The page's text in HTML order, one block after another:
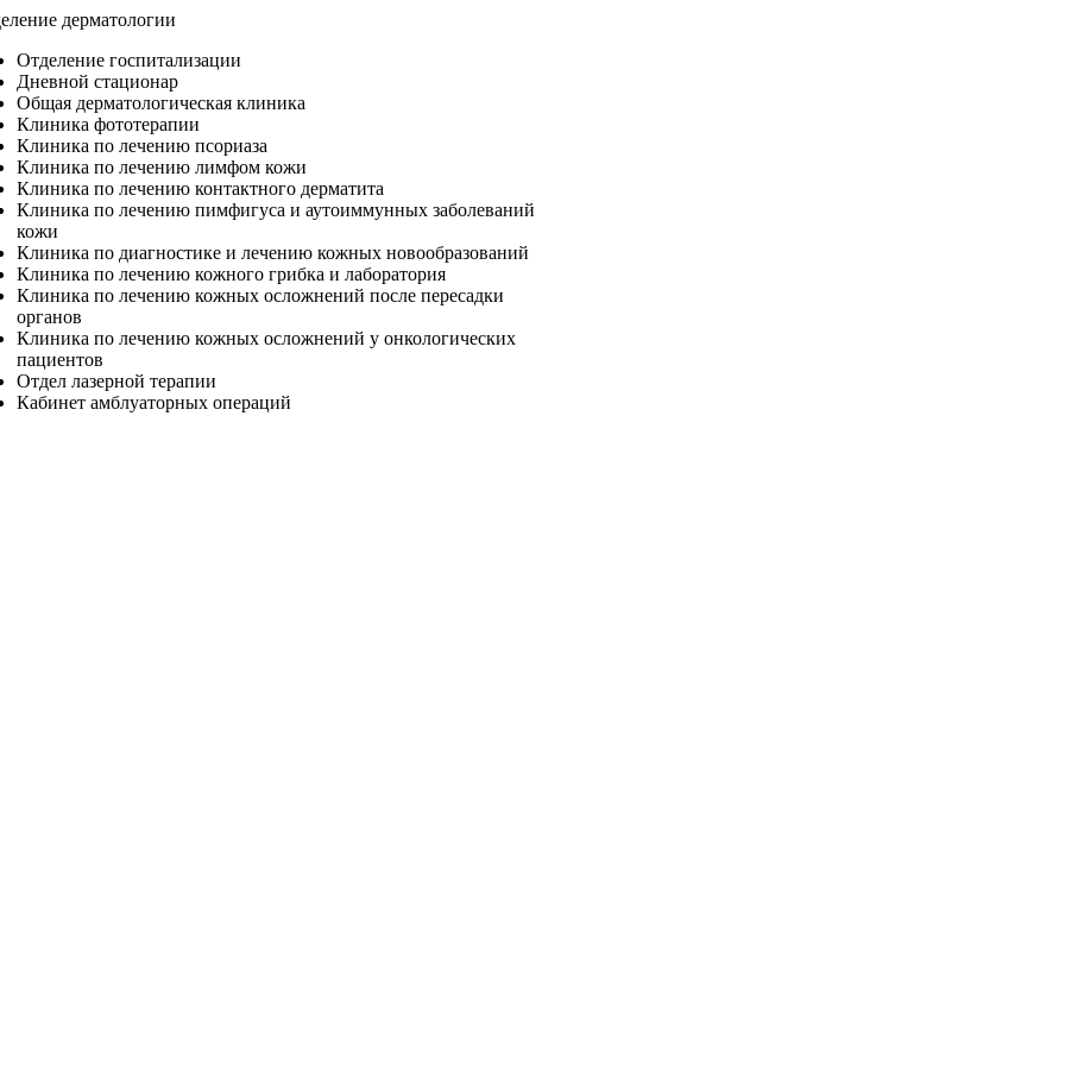
дерматологии
Отделение госпитализации
Дневной стационар
Общая дерматологическая клиника
Клиника фототерапии
Клиника по лечению псориаза
Клиника по лечению лимфом кожи
Клиника по лечению контактного дерматита
Клиника по лечению пимфигуса и аутоиммунных заболеваний
кожи
Клиника по диагностике и лечению кожных новообразований
Клиника по лечению кожного грибка и лаборатория
Клиника по лечению кожных осложнений после пересадки
органов
Клиника по лечению кожных осложнений у онкологических
пациентов
Отдел лазерной терапии
Кабинет амблуаторных операций